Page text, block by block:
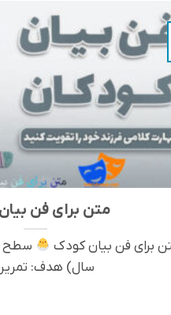
متن برای فن
برای فن بیان کودک
سال) هدف: